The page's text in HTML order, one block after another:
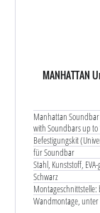
MANHATTAN
Manhattan
with Soundbars up to
Befestigungskit
für Soundbar
Stahl, Kunststoff,
Schwarz
Montageschnittstelle:
Wandmontage,